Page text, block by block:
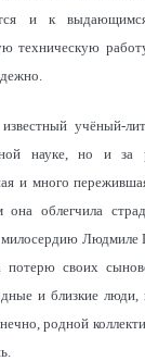
и к
техническую
учёный-
науке, но и
и много
она облегчила
Людмиле
потерю своих
и близкие
родной